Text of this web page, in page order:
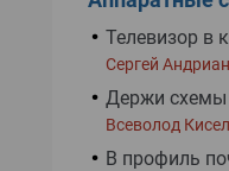
Телевизор в
Сергей
Держи схемы
Всеволод
В профиль